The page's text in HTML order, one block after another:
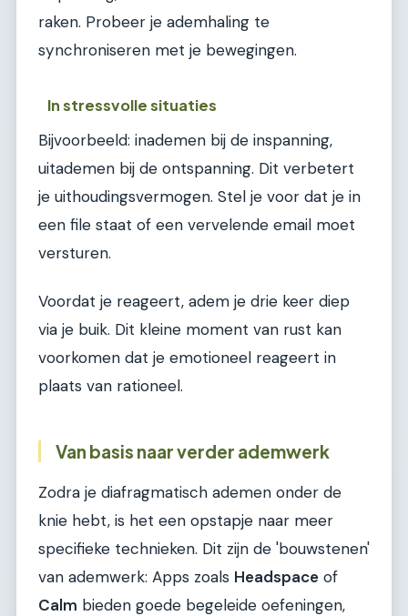
raken. Probeer je ademhaling te
synchroniseren met je bewegingen.
In stressvolle situaties
Bijvoorbeeld: inademen bij de inspanning,
uitademen bij de ontspanning. Dit verbetert
je uithoudingsvermogen. Stel je voor dat je in
een file staat of een vervelende email moet
versturen.
Voordat je reageert, adem je drie keer diep
via je buik. Dit kleine moment van rust kan
voorkomen dat je emotioneel reageert in
plaats van rationeel.
Van basis naar verder ademwerk
Zodra je diafragmatisch ademen onder de
knie hebt, is het een opstapje naar meer
specifieke technieken. Dit zijn de 'bouwstenen'
van ademwerk: Apps zoals Headspace of
Calm bieden goede begeleide oefeningen,